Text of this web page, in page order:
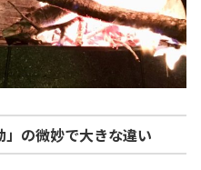
」の微妙で大きな違い